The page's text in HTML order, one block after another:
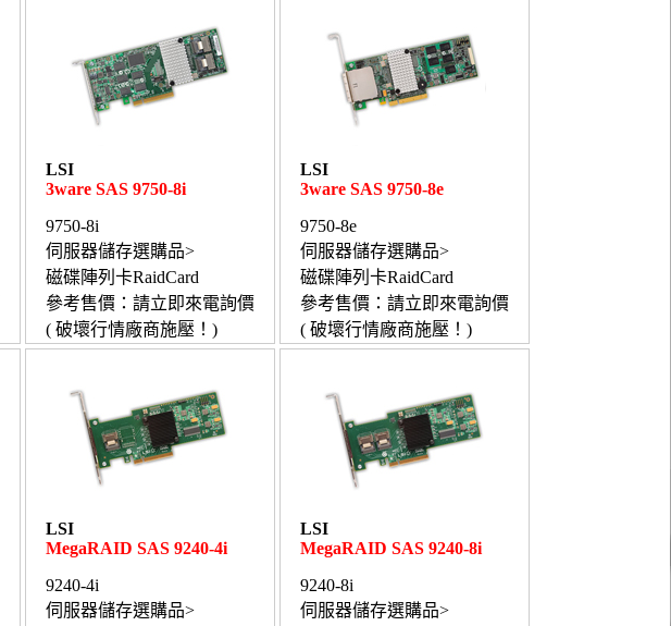
LSI
3ware SAS 9750-8i
9750-8i
伺服器儲存選購品>
磁碟陣列卡RaidCard
參考售價：請立即來電詢價
( 破壞行情廠商施壓！)
LSI
3ware SAS 9750-8e
9750-8e
伺服器儲存選購品>
磁碟陣列卡RaidCard
參考售價：請立即來電詢價
( 破壞行情廠商施壓！)
LSI
MegaRAID SAS 9240-4i
9240-4i
伺服器儲存選購品>
LSI
MegaRAID SAS 9240-8i
9240-8i
伺服器儲存選購品>